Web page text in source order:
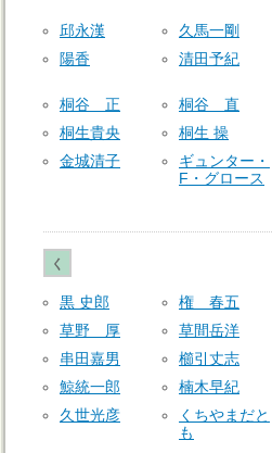
邱永漢 久馬一剛
陽香
清田予紀
桐谷 正 桐谷 直
桐生貴央
桐生 操
金城清子
ギュンター・
F・グロース
く
黒 史郎 権 春五
草野 厚
草間岳洋
串田嘉男
櫛引丈志
鯨統一郎
楠木早紀
久世光彦
くちやまだと
も